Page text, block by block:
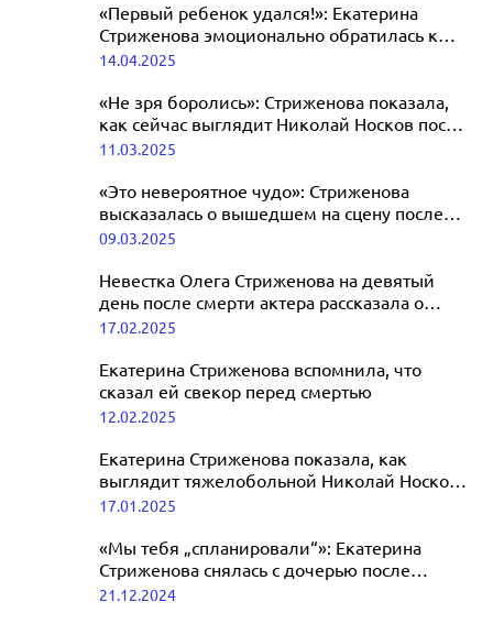
«Первый ребенок удался!»: Екатерина
Стриженова эмоционально обратилась к
старшей дочери
14.04.2025
«Не зря боролись»: Стриженова показала,
как сейчас выглядит Николай Носков после
инсульта
11.03.2025
«Это невероятное чудо»: Стриженова
высказалась о вышедшем на сцену после
инсульта Николае Носкове
09.03.2025
Невестка Олега Стриженова на девятый
день после смерти актера рассказала о
последних часах его жизни
17.02.2025
Екатерина Стриженова вспомнила, что
сказал ей свекор перед смертью
12.02.2025
Екатерина Стриженова показала, как
выглядит тяжелобольной Николай Носков:
не шевелит правой рукой
17.01.2025
«Мы тебя „спланировали“»: Екатерина
Стриженова снялась с дочерью после
заявления о третьей беременности
21.12.2024